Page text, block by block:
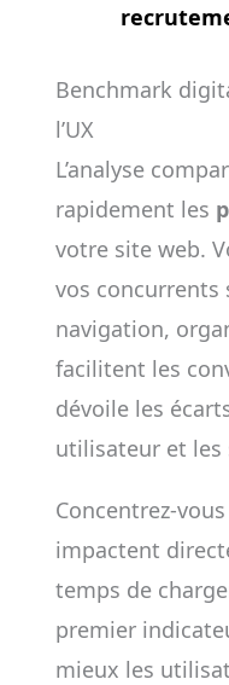
Benchmark
l’UX
L’analyse
rapidement les
votre site web.
vos
navigation,
facilitent les
dévoile les
utilisateur et les
Concentrez-
impactent
temps de
premier
mieux les